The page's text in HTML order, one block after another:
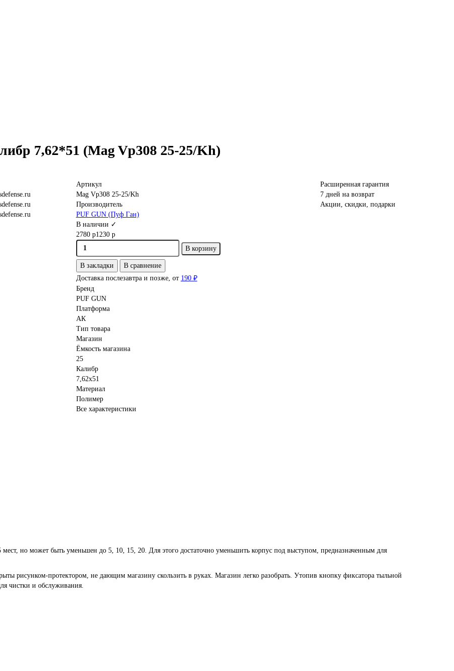
7,62*51 (Mag Vp308 25-25/Kh)
Артикул
Mag Vp308 25-25/Kh
Производитель
PUF GUN (Пуф Ган)
В наличии ✓
2780 р1230 р
В корзину
В закладки
В сравнение
Доставка послезавтра и позже, от 190 ₽
Бренд
PUF GUN
Платформа
АК
Тип товара
Магазин
Ёмкость магазина
25
Калибр
7,62x51
Материал
Полимер
Все характеристики
Расширенная гарантия
7 дней на возврат
Акции, скидки, подарки
но может быть уменьшен до 5, 10, 15, 20. Для этого достаточно уменьшить корпус под выступом, предназначенным для
рисунком-протектором, не дающим магазину скользить в руках. Магазин легко разобрать. Утопив кнопку фиксатора тыльной
чистки и обслуживания.